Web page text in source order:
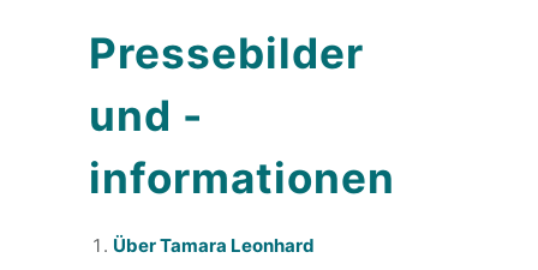
Pressebilder
und -
informationen
Über Tamara Leonhard